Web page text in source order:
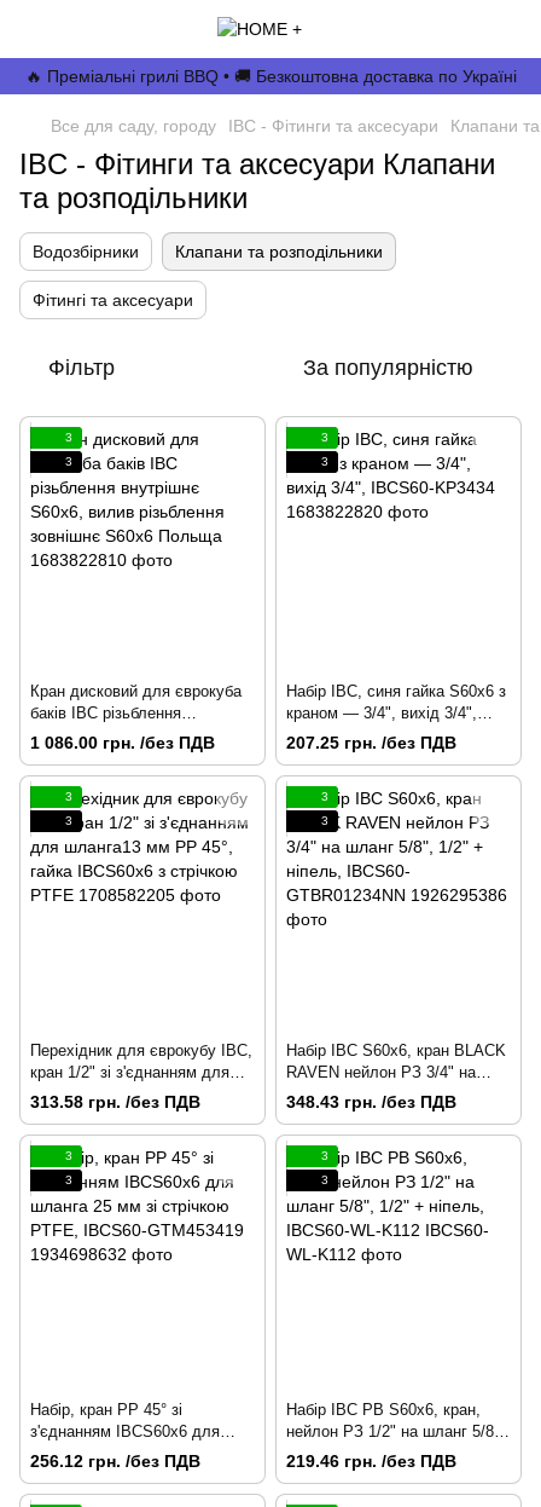
🔥 Преміальні грилі BBQ • 🚚 Безкоштовна доставка по Україні
Все для саду, городу IBC - Фітинги та аксесуари Клапани
IBC - Фітинги та аксесуари Клапани
та розподільники
Водозбірники Клапани та розподільники
Фітингі та аксесуари
Фільтр За популярністю
3
3
Кран дисковий для єврокуба
баків IBC різьблення
внутрішнє S60x6, вилив
різьблення зовнішнє S60x6
Польща
1 086.00 грн. /без ПДВ
3
3
Набір IBC, синя гайка S60x6 з
краном — 3/4", вихід 3/4",
IBCS60-KP3434
207.25 грн. /без ПДВ
3
3
Перехідник для єврокубу IBC,
кран 1/2" зі з'єднанням для
шланга13 мм PP 45°, гайка
IBCS60x6 з стрічкою PTFE
313.58 грн. /без ПДВ
3
3
Набір IBC S60x6, кран BLACK
RAVEN нейлон РЗ 3/4" на
шланг 5/8", 1/2" + ніпель,
IBCS60-GTBR01234NN
348.43 грн. /без ПДВ
3
3
Набір, кран PP 45° зі
з'єднанням IBCS60x6 для
шланга 25 мм зі стрічкою
PTFE, IBCS60-GTM453419
256.12 грн. /без ПДВ
3
3
Набір IBC РВ S60x6, кран,
нейлон РЗ 1/2" на шланг 5/8",
1/2" + ніпель, IBCS60-WL-
219.46 грн. /без ПДВ